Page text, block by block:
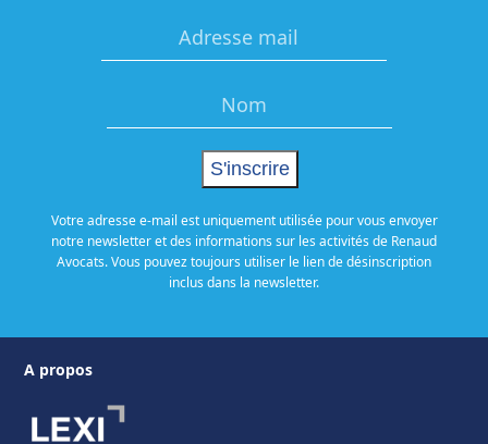
Votre adresse e-mail est uniquement utilisée pour vous envoyer
notre newsletter et des informations sur les activités de Renaud
Avocats. Vous pouvez toujours utiliser le lien de désinscription
inclus dans la newsletter.
A propos